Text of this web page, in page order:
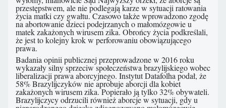
przestępstwem, ale nie podlegają karze w sytuacji ratowania
życia matki czy gwałtu. Czasowo także wprowadzono zgodę
na abortowanie dzieci podejrzanych o małomózgowie u
matek zakażonych wirusem zika. Obrońcy życia podkreślali,
że jest to kolejny krok w perforowaniu obowiązującego
prawa.
Badania opinii publicznej przeprowadzone w 2016 roku
wykazały silny sprzeciw społeczeństwa brazylijskiego wobec
liberalizacji prawa aborcyjnego. Instytut Datafolha podał, że
58% Brazylijczyków nie aprobuje aborcji dla kobiet
zakażonych wirusem zika. Popierało ją tylko 32% obywateli.
Brazylijczycy odrzucili również aborcje w sytuacji, gdy u